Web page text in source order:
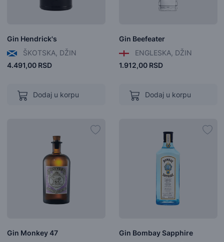
Gin Hendrick's
ŠKOTSKA, DŽIN
4.491,00 RSD
Dodaj u korpu
Gin Beefeater
ENGLESKA, DŽIN
1.912,00 RSD
Dodaj u korpu
Gin Monkey 47
Gin Bombay Sapphire